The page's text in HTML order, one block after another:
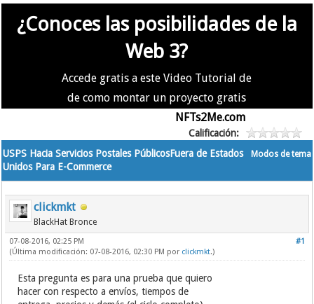
¿Conoces las posibilidades de la
Web 3?
Accede gratis a este Video Tutorial de
de como montar un proyecto gratis
NFTs2Me.com
Calificación:
Modos de tema
USPS Hacia Servicios Postales PúblicosFuera de Estados
Unidos Para E-Commerce
clickmkt
BlackHat Bronce
#1
07-08-2016, 02:25 PM
(Última modificación: 07-08-2016, 02:30 PM por clickmkt.)
Esta pregunta es para una prueba que quiero
hacer con respecto a envíos, tiempos de